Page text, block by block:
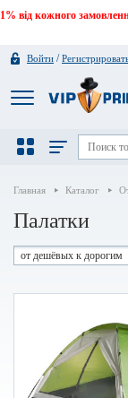
1% від кожного
Войти /
Главная Каталог
Палатки
от дешёвых к дорогим